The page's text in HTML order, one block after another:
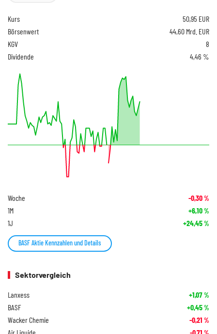
Kurs 50,95 EUR
Börsenwert
44,60 Mrd. EUR
KGV
8
Dividende
4,46 %
Woche -0,30%
1M +6,10%
1J +24,45%
BASF Aktie Kennzahlen und Details
Sektorvergleich
Lanxess +1,07%
BASF +0,45%
Wacker Chemie -0,21 %